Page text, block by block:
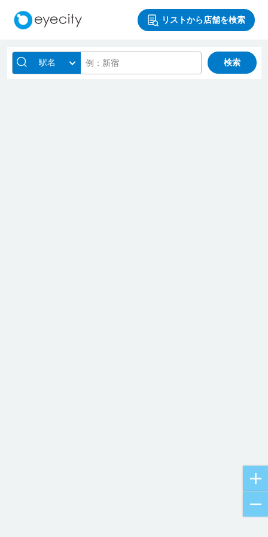
リストから店舗を検索
駅名 検索